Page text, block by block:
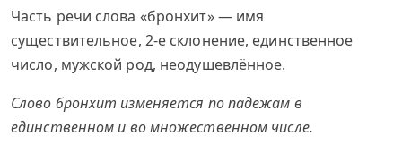
Часть речи слова «бронхит» — имя
существительное, 2-е склонение, единственное
число, мужской род, неодушевлённое.
Слово бронхит изменяется по падежам в
единственном и во множественном числе.